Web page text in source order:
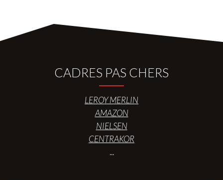
CADRES PAS CHERS
LEROY MERLIN
AMAZON
NIELSEN
CENTRAKOR
...